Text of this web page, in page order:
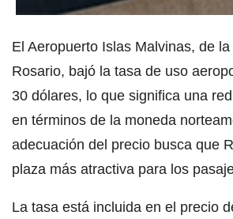
El Aeropuerto Islas Malvinas, de
Rosario, bajó la tasa de uso
30 dólares, lo que significa una
en términos de la moneda
adecuación del precio busca que
plaza más atractiva para los
La tasa está incluida en el precio